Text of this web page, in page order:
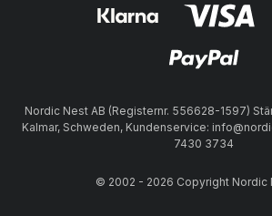
Nordic Nest AB (Registernr. 556628-1597)
Kalmar, Schweden, Kundenservice:
7430 3734
© 2002 - 2026 Copyright Nordic